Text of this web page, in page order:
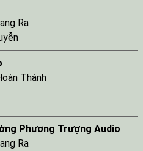
Ra
Thành
Phương Trượng Audio
Ra